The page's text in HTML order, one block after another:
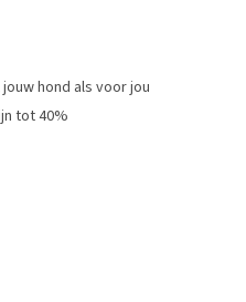
hond als voor jou
tot 40%